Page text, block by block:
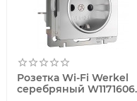
Розетка Wi-Fi Werkel
серебряный W1171606